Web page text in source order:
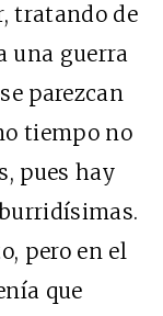
tratando de
una guerra
parezcan
tiempo no
pues hay
pero en el
que